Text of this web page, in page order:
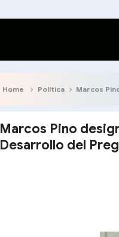
Home Política Marcos
Marcos Pino
Desarrollo del